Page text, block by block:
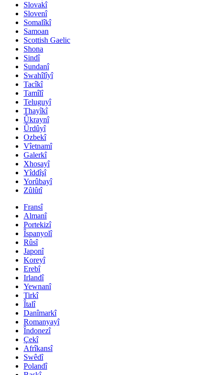
Slovakî
Slovenî
Somalîkî
Samoan
Scottish Gaelic
Shona
Sindî
Sundanî
Swahîlîyî
Tacîkî
Tamîlî
Teluguyî
Thayîkî
Ûkraynî
Ûrdûyî
Ozbekî
Vîetnamî
Galerkî
Xhosayî
Yîddîşî
Yorûbayî
Zûlûtî
Fransî
Almanî
Portekizî
Îspanyolî
Rûsî
Japonî
Koreyî
Erebî
Irlandî
Yewnanî
Tirkî
Îtalî
Danîmarkî
Romanyayî
Îndonezî
Çekî
Afrîkansî
Swêdî
Polandî